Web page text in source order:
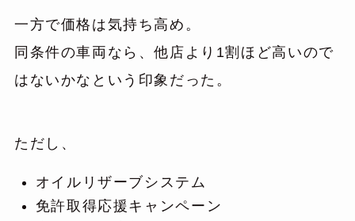
一方で価格は気持ち高め。
同条件の車両なら、他店より1割ほど高いので
はないかなという印象だった。
ただし、
オイルリザーブシステム
免許取得応援キャンペーン